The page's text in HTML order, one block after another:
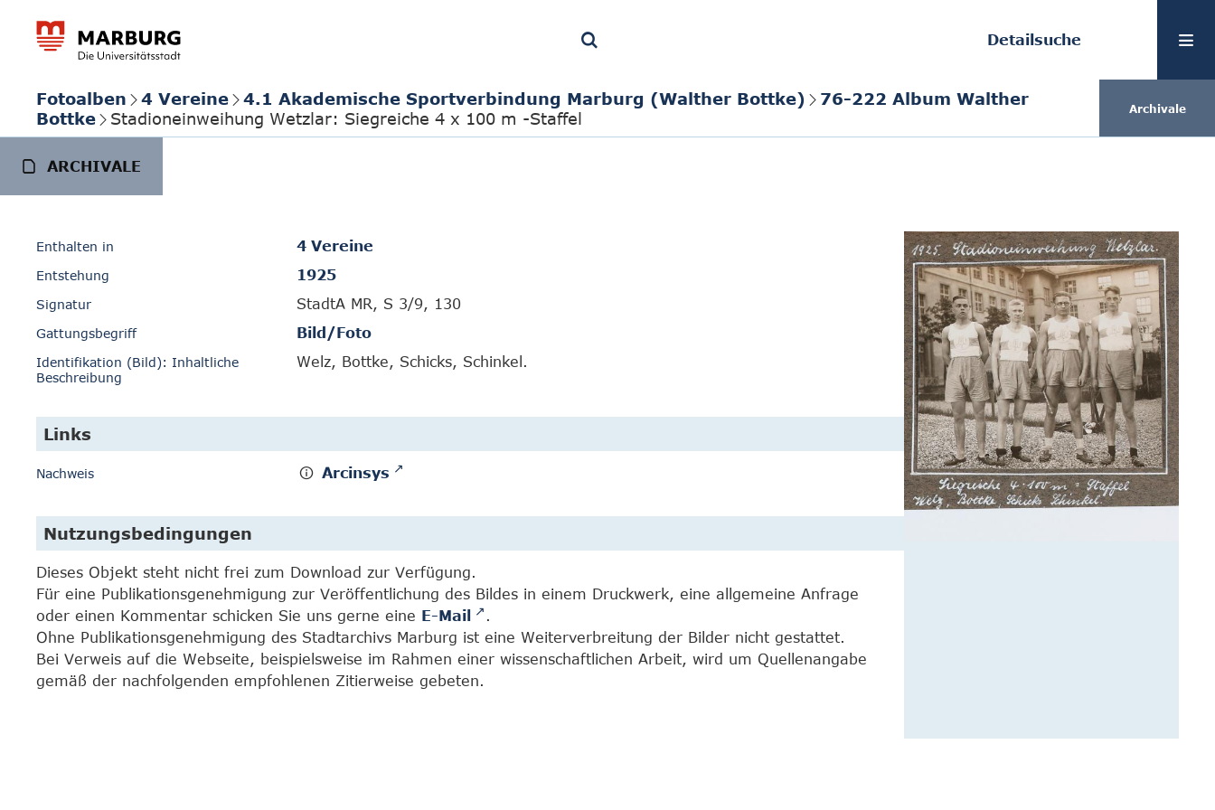
Detailsuche
Fotoalben 4 Vereine 4.1 Akademische Sportverbindung Marburg (Walther Bottke)
76-222 Album Walther
Bottke
Stadioneinweihung Wetzlar: Siegreiche 4 x 100 m -Staffel Archivale
ARCHIVALE
Enthalten in 4 Vereine
Entstehung 1925
Signatur StadtA MR, S 3/9, 130
Gattungsbegriff Bild/Foto
Identifikation (Bild): Inhaltliche
Beschreibung
Welz, Bottke, Schicks, Schinkel.
Links
Nachweis Arcinsys
Nutzungsbedingungen
Dieses Objekt steht nicht frei zum Download zur Verfügung.
Für eine Publikationsgenehmigung zur Veröffentlichung des Bildes in einem Druckwerk, eine allgemeine Anfrage
oder einen Kommentar schicken Sie uns gerne eine E-Mail
.
Ohne Publikationsgenehmigung des Stadtarchivs Marburg ist eine Weiterverbreitung der Bilder nicht gestattet.
Bei Verweis auf die Webseite, beispielsweise im Rahmen einer wissenschaftlichen Arbeit, wird um Quellenangabe
gemäß der nachfolgenden empfohlenen Zitierweise gebeten.